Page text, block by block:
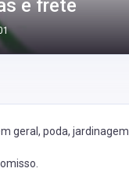
e frete
geral, poda,